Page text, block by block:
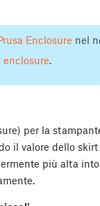
Enclosure nel
enclosure.
per la
il valore dello
più alta